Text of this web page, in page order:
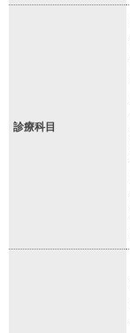
診療科目